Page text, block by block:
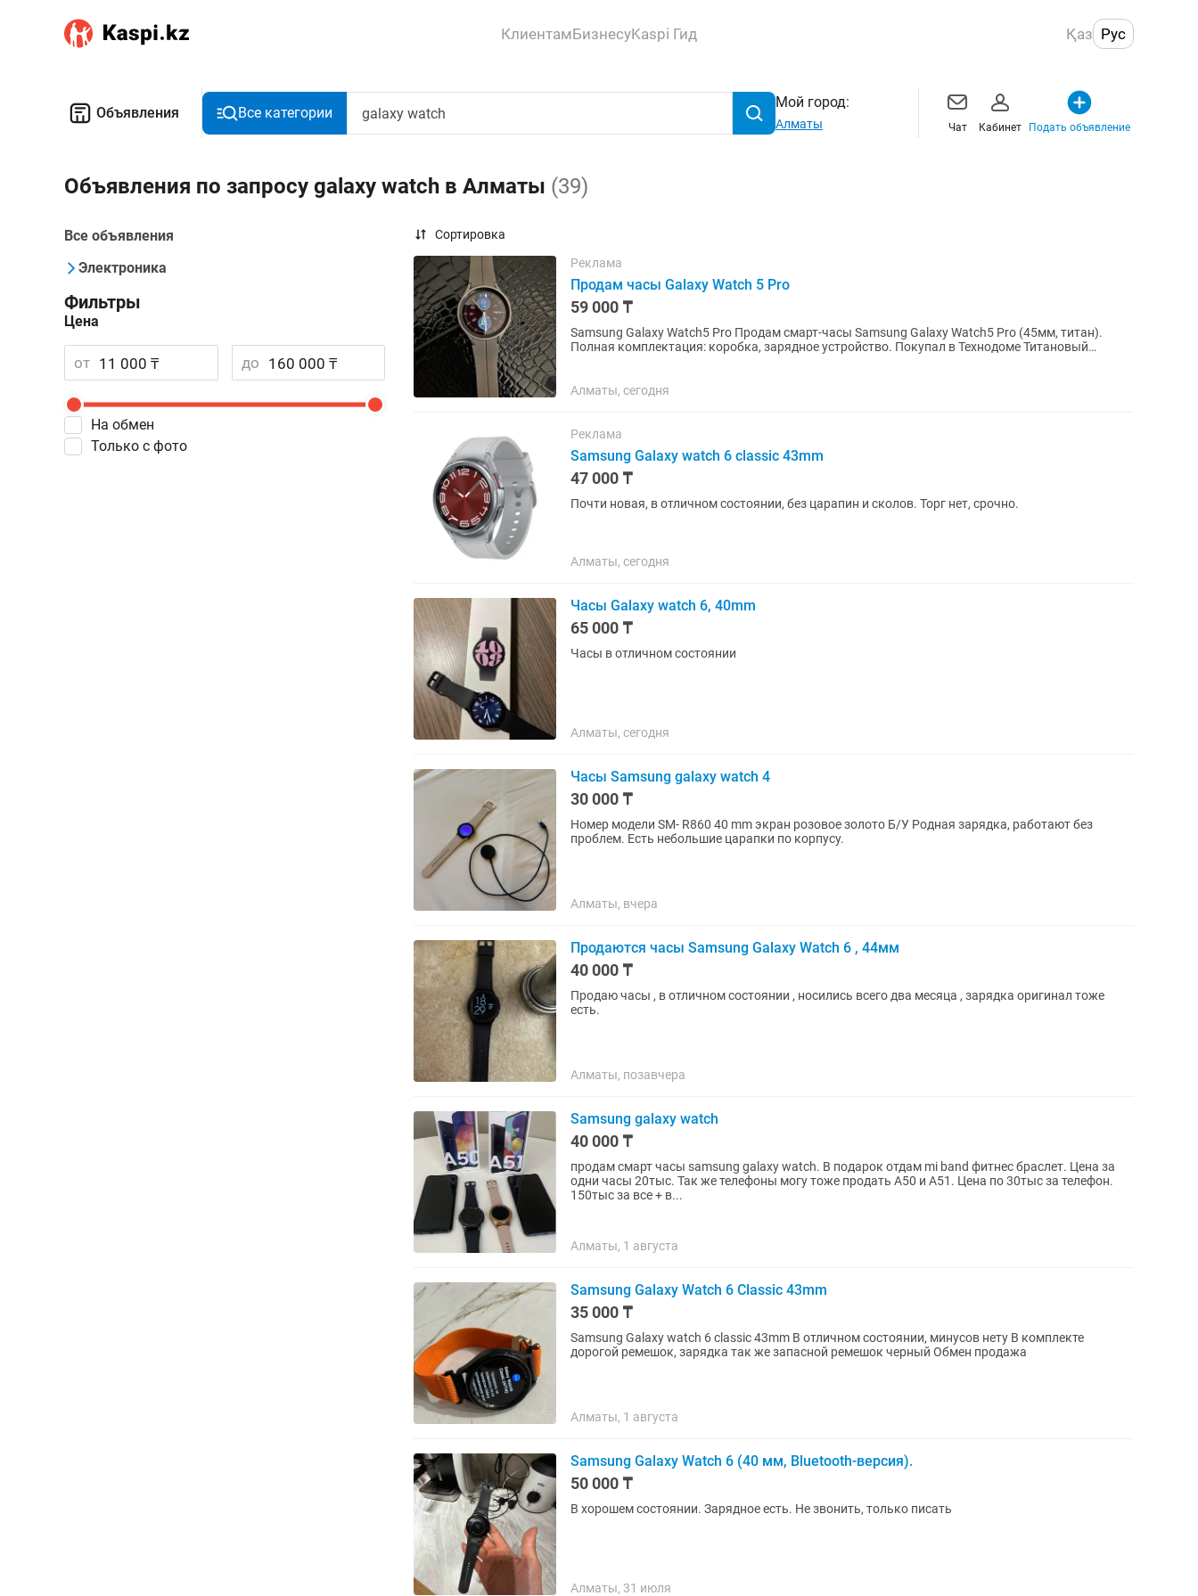
КлиентамБизнесуKaspi Гид Қаз Рус
Объявления Все категории
Мой город:
Алматы Чат Кабинет Подать объявление
Объявления по запросу galaxy watch в Алматы (39)
Все объявления
Электроника
Фильтры
Цена
от до
На обмен
Только с фото
Сортировка
Реклама
Продам часы Galaxy Watch 5 Pro
59 000 ₸
Samsung Galaxy Watch5 Pro Продам смарт-часы Samsung Galaxy Watch5 Pro (45мм, титан).
Полная комплектация: коробка, зарядное устройство. Покупал в Технодоме Титановый
Алматы, сегодня
Реклама
Samsung Galaxy watch 6 classic 43mm
47 000 ₸
Почти новая, в отличном состоянии, без царапин и сколов. Торг нет, срочно.
Алматы, сегодня
Часы Galaxy watch 6, 40mm
65 000 ₸
Часы в отличном состоянии
Алматы, сегодня
Часы Samsung galaxy watch 4
30 000 ₸
Номер модели SM- R860 40 mm экран розовое золото Б/У Родная зарядка, работают без
проблем. Есть небольшие царапки по корпусу.
Алматы, вчера
Продаются часы Samsung Galaxy Watch 6 , 44мм
40 000 ₸
Продаю часы , в отличном состоянии , носились всего два месяца , зарядка оригинал тоже
есть.
Алматы, позавчера
Samsung galaxy watch
40 000 ₸
продам смарт часы samsung galaxy watch. В подарок отдам mi band фитнес браслет. Цена за
одни часы 20тыс. Так же телефоны могу тоже продать А50 и А51. Цена по 30тыс за телефон.
150тыс за все + в...
Алматы, 1 августа
Samsung Galaxy Watch 6 Classic 43mm
35 000 ₸
Samsung Galaxy watch 6 classic 43mm В отличном состоянии, минусов нету В комплекте
дорогой ремешок, зарядка так же запасной ремешок черный Обмен продажа
Алматы, 1 августа
Samsung Galaxy Watch 6 (40 мм, Bluetooth-версия).
50 000 ₸
В хорошем состоянии. Зарядное есть. Не звонить, только писать
Алматы, 31 июля